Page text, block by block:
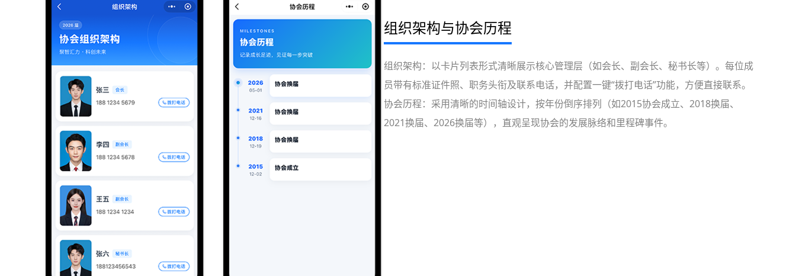
组织架构与协会历程
组织架构：以卡片列表形式清晰展示核心管理层（如会长、副会长、秘书长等）。每位成
员带有标准证件照、职务头衔及联系电话，并配置一键“拨打电话”功能，方便直接联系。
协会历程：采用清晰的时间轴设计，按年份倒序排列（如2015协会成立、2018换届、
2021换届、2026换届等），直观呈现协会的发展脉络和里程碑事件。